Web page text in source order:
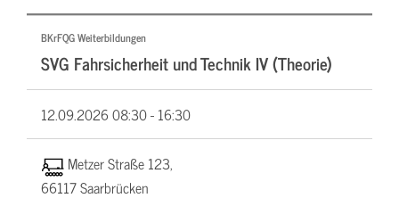
BKrFQG Weiterbildungen
SVG Fahrsicherheit und Technik IV (Theorie)
12.09.202608:30 - 16:30
Metzer Straße 123,
66117 Saarbrücken